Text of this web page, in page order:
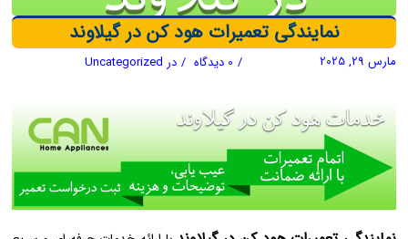
نمایندگی تعمیرات هود کن در گیلاوند
مارس 29, 2025 / 0 دیدگاه / در Uncategorized